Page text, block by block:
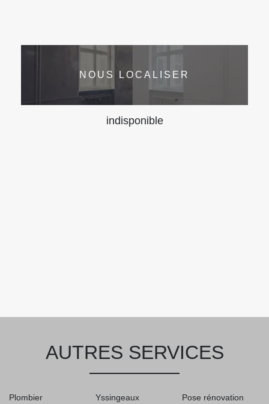
NOUS LOCALISER
indisponible
AUTRES SERVICES
Plombier Yssingeaux Pose rénovation